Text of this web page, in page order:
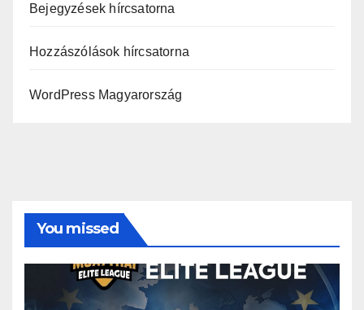
Bejegyzések hírcsatorna
Hozzászólások hírcsatorna
WordPress Magyarország
You missed